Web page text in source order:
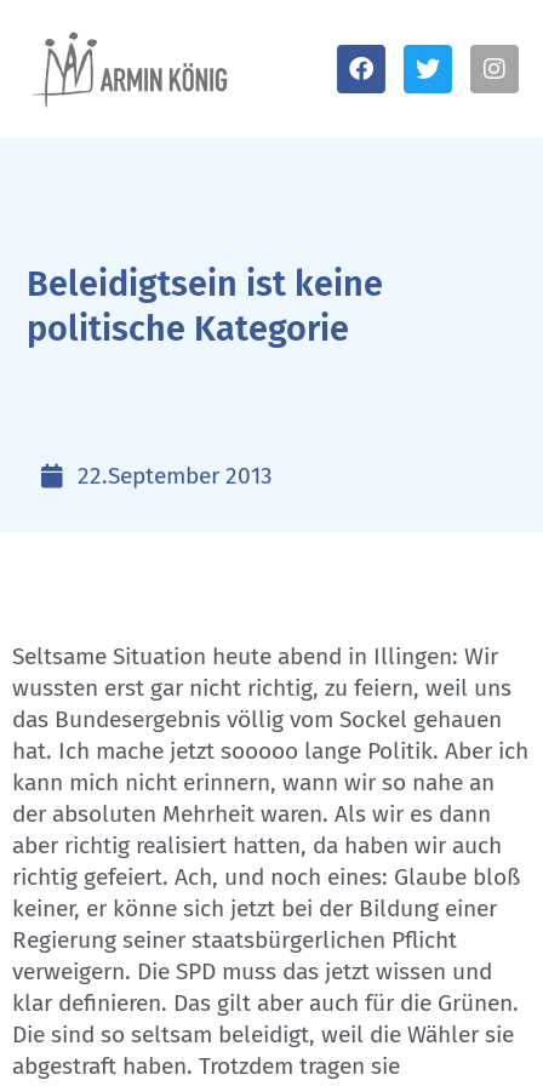
Beleidigtsein ist keine
politische Kategorie
22.September 2013
Seltsame Situation heute abend in Illingen: Wir
wussten erst gar nicht richtig, zu feiern, weil uns
das Bundesergebnis völlig vom Sockel gehauen
hat. Ich mache jetzt sooooo lange Politik. Aber ich
kann mich nicht erinnern, wann wir so nahe an
der absoluten Mehrheit waren. Als wir es dann
aber richtig realisiert hatten, da haben wir auch
richtig gefeiert. Ach, und noch eines: Glaube bloß
keiner, er könne sich jetzt bei der Bildung einer
Regierung seiner staatsbürgerlichen Pflicht
verweigern. Die SPD muss das jetzt wissen und
klar definieren. Das gilt aber auch für die Grünen.
Die sind so seltsam beleidigt, weil die Wähler sie
abgestraft haben. Trotzdem tragen sie